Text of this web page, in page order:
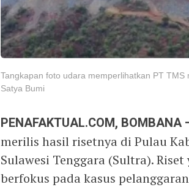
Tangkapan foto udara memperlihatkan PT
Satya Bumi
PENAFAKTUAL.COM, BOMBANA
merilis hasil risetnya di Pulau
Sulawesi Tenggara (Sultra).
berfokus pada kasus